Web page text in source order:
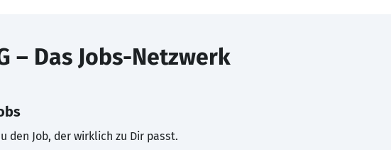
– Das Jobs-Netzwerk
den Job, der wirklich zu Dir passt.